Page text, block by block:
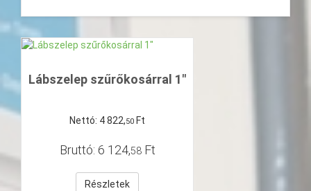
Lábszelep szűrőkosárral 1"
Nettó: 4822,50 Ft
Bruttó: 6 124,58 Ft
Részletek